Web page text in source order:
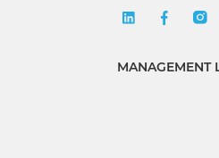
MANAGEMENT